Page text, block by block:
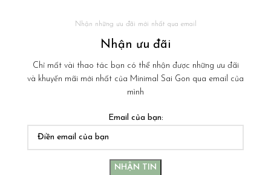
Nhận những ưu đãi mới nhất qua email
Nhận ưu đãi
Chỉ mất vài thao tác bạn có thể nhận được những ưu đãi
và khuyến mãi mới nhất của Minimal Sai Gon qua email của
mình
Email của bạn: